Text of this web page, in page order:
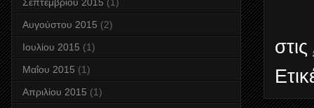
στις
Αυγούστου 2015 (2)
Ιουλίου 2015 (1)
Μαΐου 2015 (1)
Απριλίου 2015 (1)